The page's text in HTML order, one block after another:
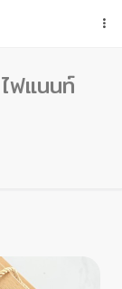
ฟแนนท์